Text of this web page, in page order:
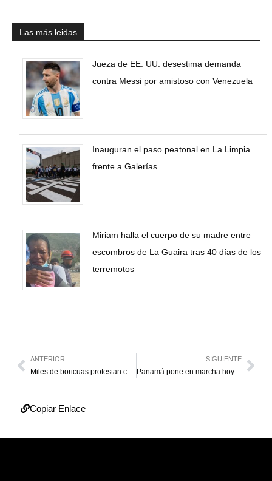
Las más leidas
Jueza de EE. UU. desestima demanda
contra Messi por amistoso con Venezuela
Inauguran el paso peatonal en La Limpia
frente a Galerías
Miriam halla el cuerpo de su madre entre
escombros de La Guaira tras 40 días de los
terremotos
ANTERIOR
Miles de boricuas protestan contra el control que pretende imponer EEUU
SIGUIENTE
Panamá pone en marcha hoy su gran apuesta: un canal ampliado
Copiar Enlace